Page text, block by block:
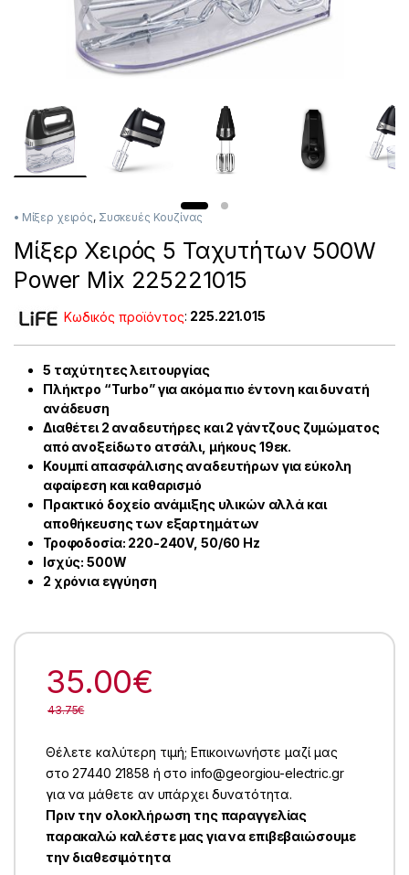
• Μίξερ χειρός, Συσκευές Κουζίνας
Μίξερ Χειρός 5 Ταχυτήτων 500W
Power Mix 225221015
Κωδικός προϊόντος: 225.221.015
5 ταχύτητες λειτουργίας
Πλήκτρο “Turbo” για ακόμα πιο έντονη και δυνατή
ανάδευση
Διαθέτει 2 αναδευτήρες και 2 γάντζους ζυμώματος
από ανοξείδωτο ατσάλι, μήκους 19εκ.
Κουμπί απασφάλισης αναδευτήρων για εύκολη
αφαίρεση και καθαρισμό
Πρακτικό δοχείο ανάμιξης υλικών αλλά και
αποθήκευσης των εξαρτημάτων
Τροφοδοσία: 220-240V, 50/60 Hz
Ισχύς: 500W
2 χρόνια εγγύηση
35.00€
43.75€
Θέλετε καλύτερη τιμή; Επικοινωνήστε μαζί μας
στο 27440 21858 ή στο info@georgiou-electric.gr
για να μάθετε αν υπάρχει δυνατότητα.
Πριν την ολοκλήρωση της παραγγελίας
παρακαλώ καλέστε μας για να επιβεβαιώσουμε
την διαθεσιμότητα